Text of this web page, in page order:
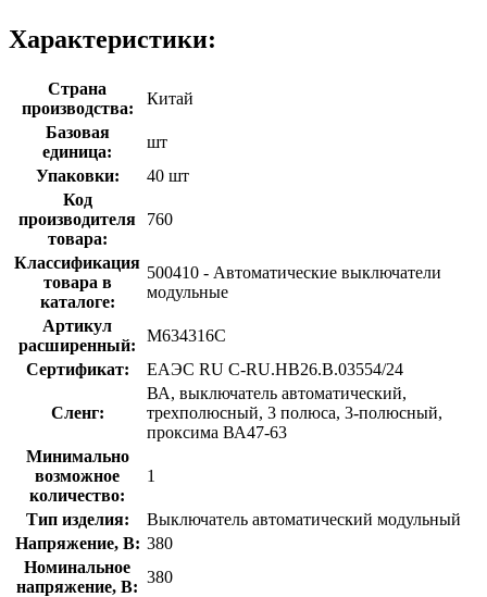
Характеристики:
Страна
производства:
Китай
Базовая
единица:
шт
Упаковки:
40 шт
Код
производителя
товара:
760
Классификация
товара в
каталоге:
500410 - Автоматические выключатели
модульные
Артикул
расширенный:
M634316C
Сертификат:
ЕАЭС RU С-RU.НВ26.В.03554/24
Сленг:
ВА, выключатель автоматический,
трехполюсный, 3 полюса, 3-полюсный,
проксима ВА47-63
Минимально
возможное
количество:
1
Тип изделия:
Выключатель автоматический модульный
Напряжение, В: 380
Номинальное
напряжение, В:
380